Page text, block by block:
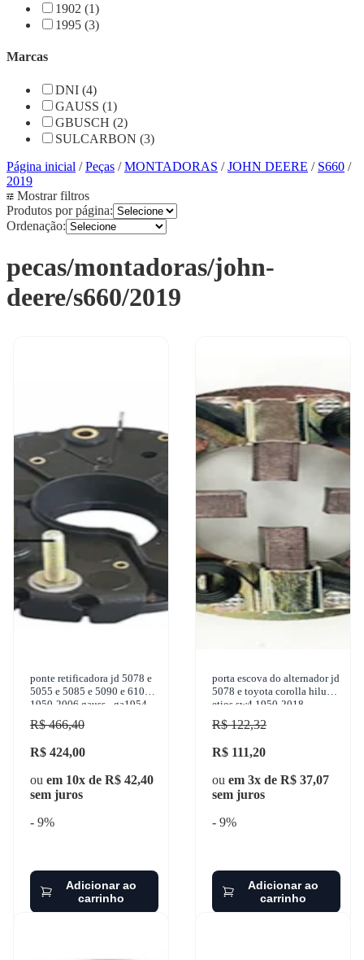
1902 (1)
1995 (3)
Marcas
DNI (4)
GAUSS (1)
GBUSCH (2)
SULCARBON (3)
Página inicial /Peças /MONTADORAS /JOHN DEERE / S660 /
2019
Mostrar filtros
Produtos por página:
Ordenação:
pecas/montadoras/john-
deere/s660/2019
ponte retificadora jd 5078 e
5055 e 5085 e 5090 e 6100 e
1950-2006 gauss - ga1954
R$ 466,40
R$ 424,00
ou em 10x de R$ 42,40
sem juros
- 9%
Adicionar ao
carrinho
porta escova do alternador jd
5078 e toyota corolla hilux
etios sw4 1950-2018
sulcarbon - a-153-12v
R$ 122,32
R$ 111,20
ou em 3x de R$ 37,07
sem juros
- 9%
Adicionar ao
carrinho